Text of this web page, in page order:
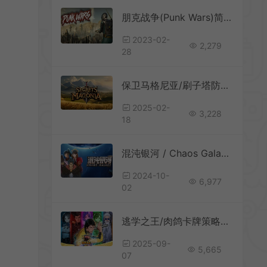
朋克战争(Punk Wars)简中|PC|回合制4X策略游戏
2023-02-
28
2,279
保卫马格尼亚/刷子塔防策略游戏 Secrets of Magonia 下载
2025-02-
18
3,228
混沌银河 / Chaos Galaxy 像素风回合制银河策略游戏
2024-10-
02
6,977
逃学之王/肉鸽卡牌策略格斗游戏 King Of Truancy 下载
2025-09-
07
5,665